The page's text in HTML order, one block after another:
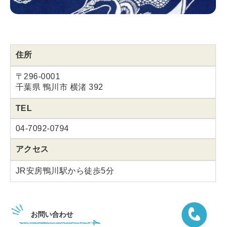
住所
〒296-0001
千葉県 鴨川市 横渚 392
TEL
04-7092-0794
アクセス
JR安房鴨川駅から徒歩5分
お問い合わせ